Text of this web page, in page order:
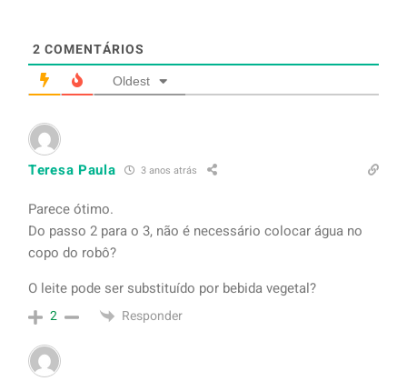
2 COMENTÁRIOS
Oldest
Teresa Paula 3 anos atrás
Parece ótimo.
Do passo 2 para o 3, não é necessário colocar água no
copo do robô?
O leite pode ser substituído por bebida vegetal?
2 Responder